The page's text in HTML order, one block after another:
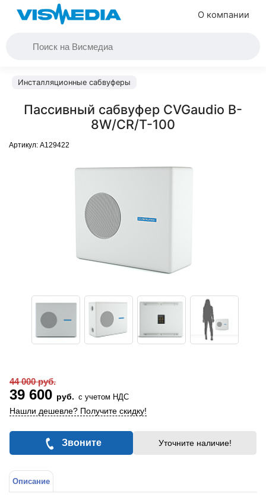
О компании
Инсталляционные сабвуферы
Пассивный сабвуфер CVGaudio B-
8W/CR/T-100
Артикул: A129422
44 000 руб.
39 600 руб. с учетом НДС
Нашли дешевле? Получите скидку!
Звоните Уточните наличие!
Описание